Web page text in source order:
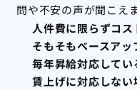
問や不安の声が聞こえま
人件費に限らずコ
そもそもベースア
毎年昇給対応して
賃上げに対応しない